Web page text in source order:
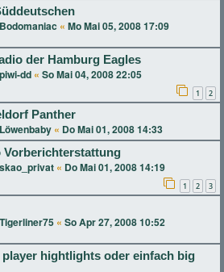
Bodomaniac « Mo Mai 05, 2008 17:09
der Hamburg Eagles
piwi-dd « So Mai 04, 2008 22:05
1 2
Panther
Löwenbaby « Do Mai 01, 2008 14:33
Vorberichterstattung
skao_privat « Do Mai 01, 2008 14:19
1 2 3
Tigerliner75 « So Apr 27, 2008 10:52
hightlights oder einfach big